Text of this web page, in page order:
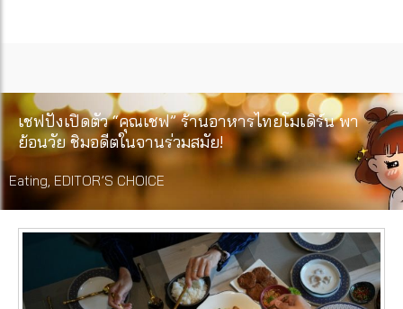
เชฟปังเปิดตัว “คุณเชฟ” ร้านอาหารไทยโมเดิร์น พา
ย้อนวัย ชิมอดีตในจานร่วมสมัย!
Eating, EDITOR’S CHOICE